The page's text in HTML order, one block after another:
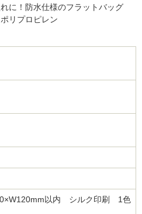
に！防水仕様のフラットバッグ
リプロピレン
以内 シルク印刷 1色